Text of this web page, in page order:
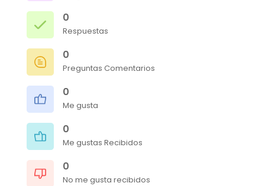
0
Respuestas
0
Preguntas Comentarios
0
Me gusta
0
Me gustas Recibidos
0
No me gusta recibidos